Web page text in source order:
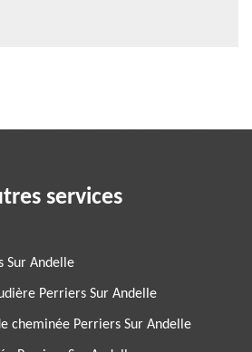
services
Sur Andelle
Perriers Sur Andelle
cheminée Perriers Sur Andelle